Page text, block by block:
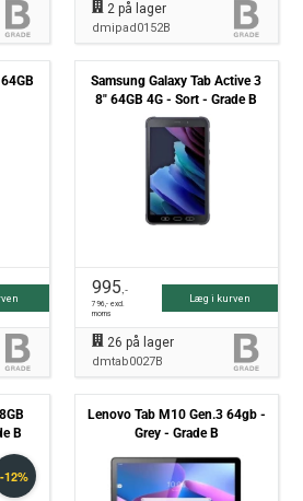
2 på lager
dmipad0152B
Samsung Galaxy Tab Active 3
8" 64GB 4G - Sort - Grade B
995,-
796,- excl.
moms
Læg i kurven
26 på lager
dmtab0027B
B
Lenovo Tab M10 Gen.3 64gb -
Grey - Grade B